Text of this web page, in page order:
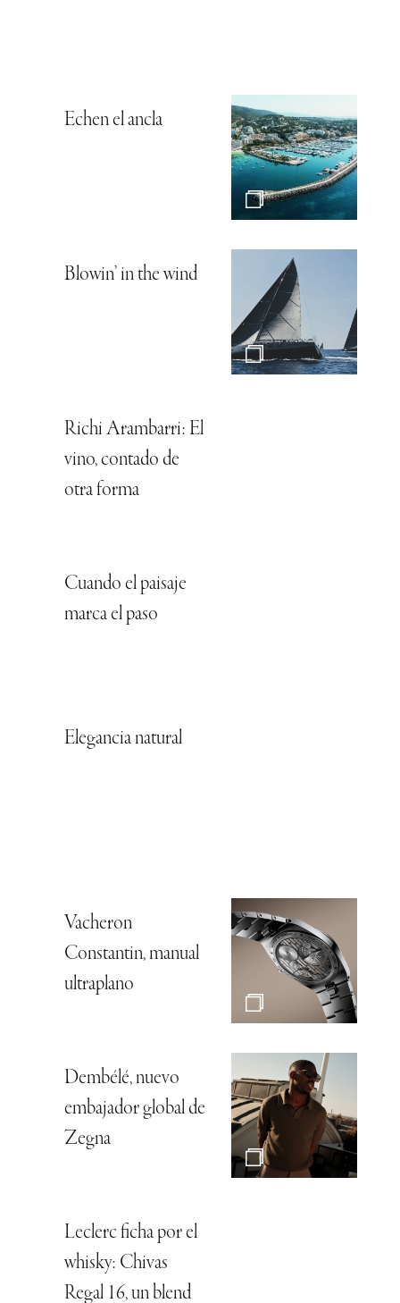
Echen el ancla
Blowin’ in the wind
Richi Arambarri: El
vino, contado de
otra forma
Cuando el paisaje
marca el paso
Elegancia natural
Vacheron
Constantin, manual
ultraplano
Dembélé, nuevo
embajador global de
Zegna
Leclerc ficha por el
whisky: Chivas
Regal 16, un blend